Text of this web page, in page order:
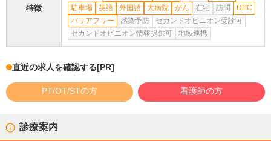
特徴
駐車場
英語 外国語 大病院 がん 在宅 訪問
DPC
バリアフリー
感染予防
セカンドオピニオン受診可
セカンドオピニオン情報提供可
地域連携
直近の求人を確認する[PR]
PT/OT/STの方 看護師の方
診療案内